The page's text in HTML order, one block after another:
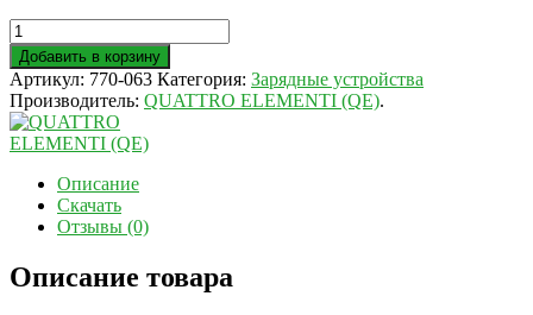
Добавить в корзину
Артикул: 770-063 Категория: Зарядные устройства
Производитель: QUATTRO ELEMENTI (QE).
Описание
Скачать
Отзывы (0)
Описание товара